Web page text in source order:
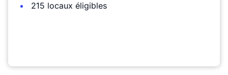
215 locaux éligibles